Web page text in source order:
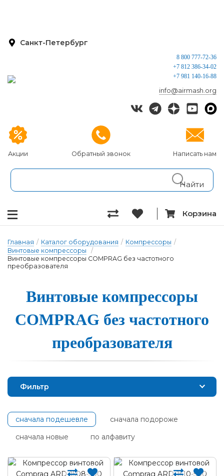
Санкт-Петербург
Акции Обратный звонок Написать нам
8 800 777-72-36
+7 812 386-34-02
+7 981 140-16-88
info@airmash.org
Корзина
Главная / Каталог оборудования / Компрессоры /
Винтовые компрессоры
/
Винтовые компрессоры COMPRAG без частотного
преобразователя
Вин­то­вые ком­прес­со­ры
COMPRAG без час­тотно­го
пре­об­ра­зо­ва­те­ля
Фильтр
сначала подешевле
сначала подороже
сначала новые
по алфавиту